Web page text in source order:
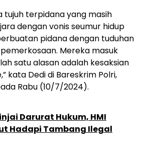
tujuh terpidana yang masih
dengan vonis seumur hidup
pidana dengan tuduhan
Mereka masuk
satu alasan adalah kesaksian
kata Dedi di Bareskrim Polri,
Rabu (10/7/2024).
Darurat Hukum, HMI
Hadapi Tambang Ilegal